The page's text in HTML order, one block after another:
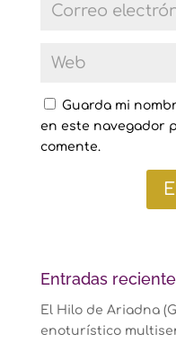
Guarda mi
en este navegador
comente.
Entradas
El Hilo de Ariadna
enoturístico